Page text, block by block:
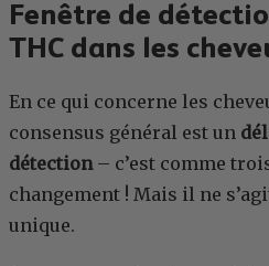
Fenêtre de
THC dans les
En ce qui concerne les
consensus général est un
détection – c’est comme
changement ! Mais il ne
unique.